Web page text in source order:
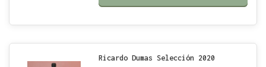
Ricardo Dumas Selección 2020